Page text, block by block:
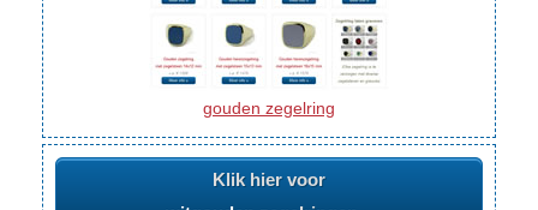
gouden zegelring
Klik hier voor